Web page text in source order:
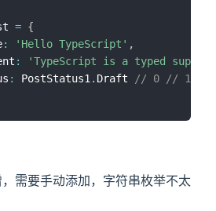
= {
: 'Hello TypeScript' ,
:
'TypeScript is a typed
: PostStatus1 . Draft
// 0 // 1 //
需要手动添加，字符串枚举不太